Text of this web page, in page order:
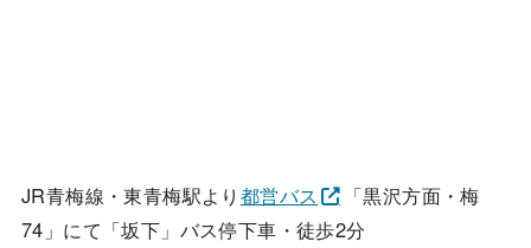
JR青梅線・東青梅駅より 都営バス
「黒沢方面・梅
74」にて「坂下」バス停下車・徒歩2分